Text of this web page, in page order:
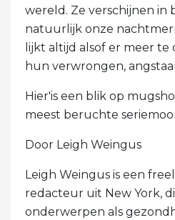
wereld. Ze verschijnen in
natuurlijk onze
lijkt altijd alsof er meer
hun verwrongen,
Hier'is een blik op
meest beruchte
Door Leigh Weingus
Leigh Weingus is een
redacteur uit New York,
onderwerpen als